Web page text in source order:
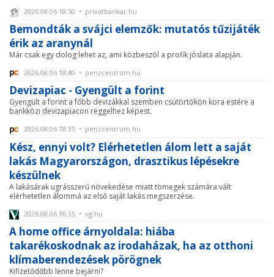
2026.08.06 18:50 • privatbankar.hu
Bemondták a svájci elemzők: mutatós tűzijáték
érik az aranynál
Már csak egy dolog lehet az, ami közbeszól a profik jóslata alapján.
2026.08.06 18:40 • penzcentrum.hu
Devizapiac - Gyengült a forint
Gyengült a forint a főbb devizákkal szemben csütörtökön kora estére a
bankközi devizapiacon reggelhez képest.
2026.08.06 18:35 • penzcentrum.hu
Kész, ennyi volt? Elérhetetlen álom lett a saját
lakás Magyarországon, drasztikus lépésekre
készülnek
A lakásárak ugrásszerű növekedése miatt tömegek számára vált
elérhetetlen álommá az első saját lakás megszerzése.
2026.08.06 18:35 • vg.hu
A home office árnyoldala: hiába
takarékoskodnak az irodaházak, ha az otthoni
klímaberendezések pörögnek
Kifizetődőbb lenne bejárni?